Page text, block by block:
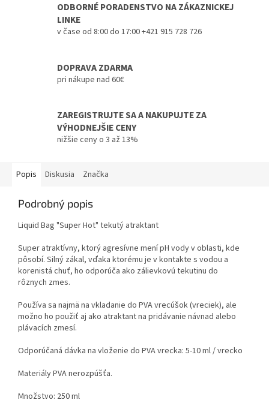
ODBORNÉ PORADENSTVO NA ZÁKAZNICKEJ
LINKE
v čase od 8:00 do 17:00 +421 915 728 726
DOPRAVA ZDARMA
pri nákupe nad 60€
ZAREGISTRUJTE SA A NAKUPUJTE ZA
VÝHODNEJŠIE CENY
nižšie ceny o 3 až 13%
Popis Diskusia Značka
Podrobný popis
Liquid Bag "Super Hot" tekutý atraktant
Super atraktívny, ktorý agresívne mení pH vody v oblasti, kde
pôsobí. Silný zákal, vďaka ktorému je v kontakte s vodou a
korenistá chuť, ho odporúča ako zálievkovú tekutinu do
rôznych zmes.
Používa sa najmä na vkladanie do PVA vrecúšok (vreciek), ale
možno ho použiť aj ako atraktant na pridávanie návnad alebo
plávacích zmesí.
Odporúčaná dávka na vloženie do PVA vrecka: 5-10 ml / vrecko
Materiály PVA nerozpúšťa.
Množstvo: 250 ml